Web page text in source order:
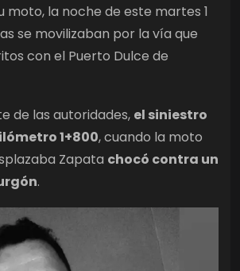
moto, la noche de este martes 1
se movilizaban por la vía que
con el Puerto Dulce de
de las autoridades, el siniestro
1+800, cuando la moto
Zapata chocó contra un
.